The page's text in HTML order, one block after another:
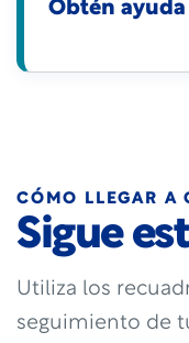
Obtén
CÓMO LLEGAR A
Sigue
Utiliza los
seguimiento de